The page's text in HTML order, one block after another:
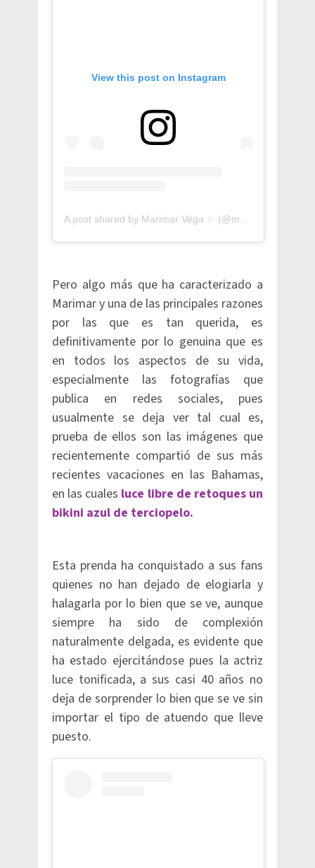
View this post on Instagram
A post shared by Marimar Vega ✨ (@marimarvega)
Pero algo más que ha caracterizado a
Marimar y una de las principales razones
por las que es tan querida, es
definitivamente por lo genuina que es
en todos los aspectos de su vida,
especialmente las fotografías que
publica en redes sociales, pues
usualmente se deja ver tal cual es,
prueba de ellos son las imágenes que
recientemente compartió de sus más
recientes vacaciones en las Bahamas,
en las cuales luce libre de retoques un
bikini azul de terciopelo.
Esta prenda ha conquistado a sus fans
quienes no han dejado de elogiarla y
halagarla por lo bien que se ve, aunque
siempre ha sido de complexión
naturalmente delgada, es evidente que
ha estado ejercitándose pues la actriz
luce tonificada, a sus casi 40 años no
deja de sorprender lo bien que se ve sin
importar el tipo de atuendo que lleve
puesto.